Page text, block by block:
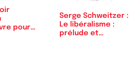
pour
Serge Schweitzer :
Le libéralisme :
prélude et…